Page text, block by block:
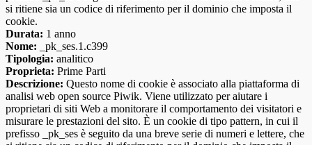
si ritiene sia un codice di riferimento per il dominio che imposta il
cookie.
Durata: 1 anno
Nome: _pk_ses.1.c399
Tipologia: analitico
Proprieta: Prime Parti
Descrizione: Questo nome di cookie è associato alla piattaforma di
analisi web open source Piwik. Viene utilizzato per aiutare i
proprietari di siti Web a monitorare il comportamento dei visitatori e
misurare le prestazioni del sito. È un cookie di tipo pattern, in cui il
prefisso _pk_ses è seguito da una breve serie di numeri e lettere, che